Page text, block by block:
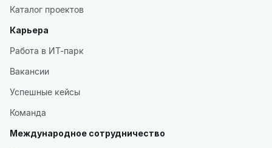
Каталог проектов
Карьера
Работа в ИТ-парк
Вакансии
Успешные кейсы
Команда
Международное сотрудничество